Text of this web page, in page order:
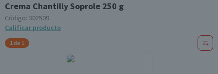
Crema Chantilly Soprole 250 g
Código: 302509
Calificar producto
1 de 1